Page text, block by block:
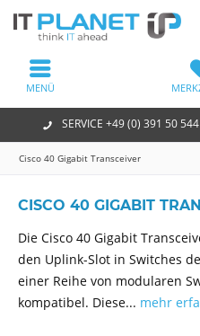
SERVICE +49 (0) 391 50
MENÜ
Cisco 40 Gigabit Transceiver
CISCO 40 GIGABIT
Die Cisco 40 Gigabit
den Uplink-Slot in Switches
einer Reihe von modularen
kompatibel. Diese... mehr